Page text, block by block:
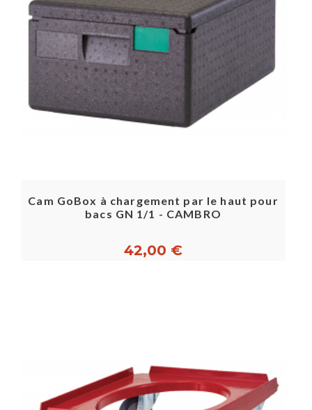
Cam GoBox à chargement par le haut pour
bacs GN 1/1 - CAMBRO
42,00 €